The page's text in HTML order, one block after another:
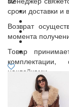
сроки доставки и
Возврат
момента
Товар
товару должна
и заполненный